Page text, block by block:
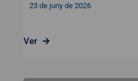
23 de juny de 2026
Ver